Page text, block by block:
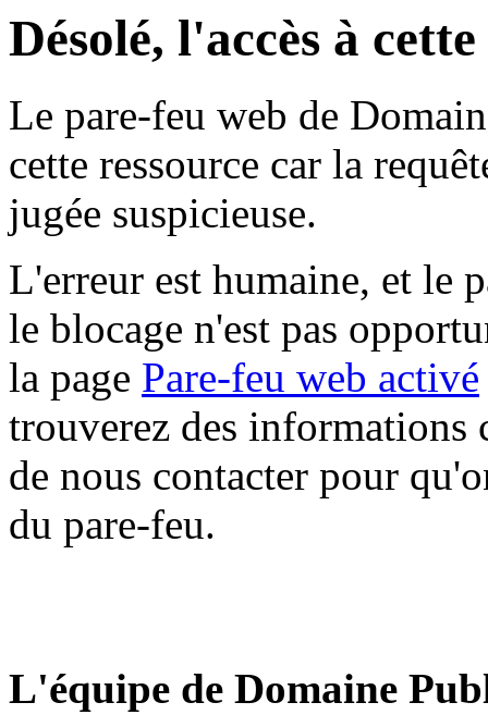
Désolé, l'accès à
Le pare-feu web de
cette ressource car la
jugée suspicieuse.
L'erreur est humaine, et le
le blocage n'est pas
la page Pare-feu web activé
trouverez des informations
de nous contacter pour
du pare-feu.
L'équipe de Domaine